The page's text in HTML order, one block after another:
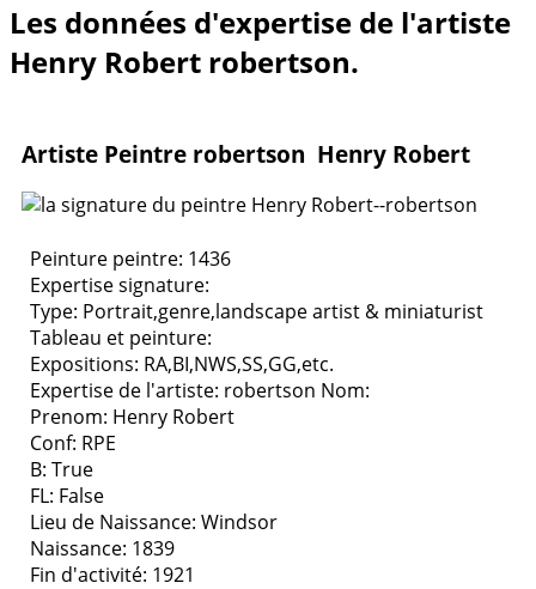
Les données d'expertise de l'artiste
Henry Robert robertson.
Artiste Peintre robertson Henry Robert
Peinture peintre: 1436
Expertise signature:
Type: Portrait,genre,landscape artist & miniaturist
Tableau et peinture:
Expositions: RA,BI,NWS,SS,GG,etc.
Expertise de l'artiste: robertson Nom:
Prenom: Henry Robert
Conf: RPE
B: True
FL: False
Lieu de Naissance: Windsor
Naissance: 1839
Fin d'activité: 1921